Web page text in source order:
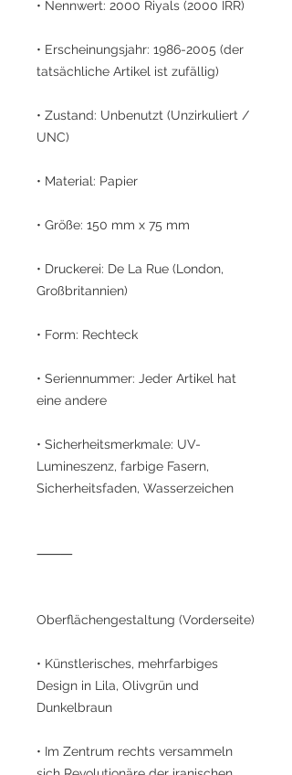
• Nennwert: 2000 Riyals (2000 IRR)
• Erscheinungsjahr: 1986-2005 (der
tatsächliche Artikel ist zufällig)
• Zustand: Unbenutzt (Unzirkuliert /
UNC)
• Material: Papier
• Größe: 150 mm x 75 mm
• Druckerei: De La Rue (London,
Großbritannien)
• Form: Rechteck
• Seriennummer: Jeder Artikel hat
eine andere
• Sicherheitsmerkmale: UV-
Lumineszenz, farbige Fasern,
Sicherheitsfaden, Wasserzeichen
⸻
Oberflächengestaltung (Vorderseite)
• Künstlerisches, mehrfarbiges
Design in Lila, Olivgrün und
Dunkelbraun
• Im Zentrum rechts versammeln